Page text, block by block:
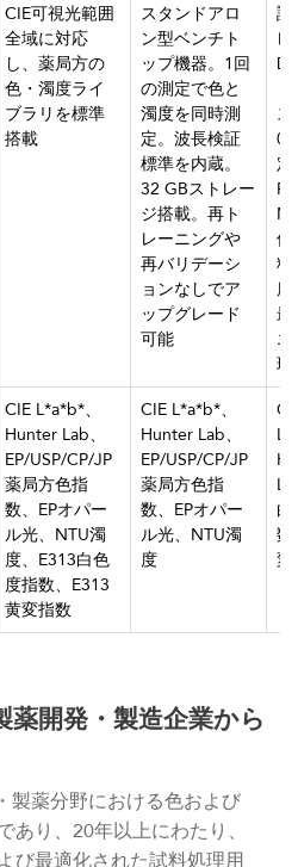
CIE可視光範囲
全域に対応
し、薬局方の
色・濁度ライ
ブラリを標準
搭載
スタンドアロ
ン型ベンチト
ップ機器。1回
の測定で色と
濁度を同時測
定。波長検証
標準を内蔵。
32 GBストレー
ジ搭載。再ト
レーニングや
再バリデーシ
ョンなしでア
ップグレード
可能
認
ス
定
低
料
度
最
エ
現
CIE L*a*b*、
Hunter Lab、
EP/USP/CP/JP
薬局方色指
数、EPオパー
ル光、NTU濁
度、E313白色
度指数、E313
黄変指数
CIE L*a*b*、
Hunter Lab、
EP/USP/CP/JP
薬局方色指
数、EPオパー
ル光、NTU濁
度
白
数
変
開発・製造企業から
製薬分野における色および
あり、20年以上にわたり、
び最適化された試料処理用